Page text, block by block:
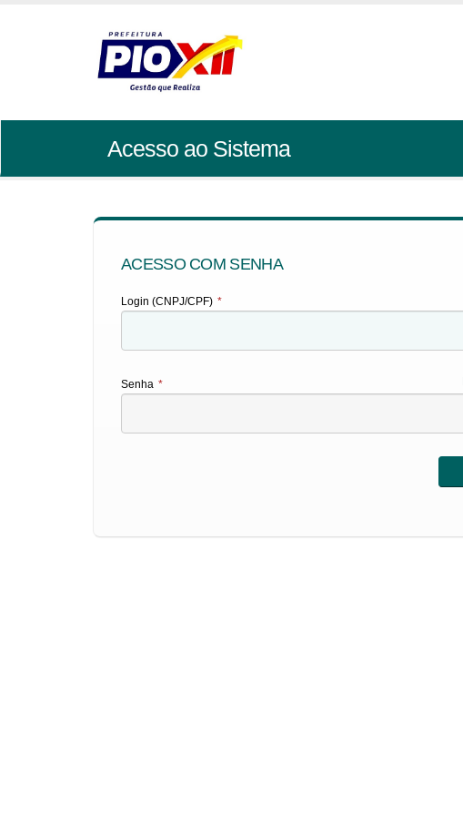
Acesso ao Sistema
ACESSO COM SENHA
Login (CNPJ/CPF) *
Senha *